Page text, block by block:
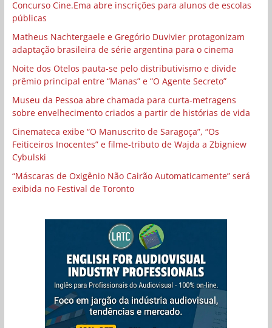
Concurso Cine.Ema abre inscrições para alunos de escolas
públicas
Matheus Nachtergaele e Gregório Duvivier protagonizam
adaptação brasileira de série argentina para o cinema
Noite dos Otelos pauta-se pelo distributivismo e divide
prêmio principal entre “Manas” e “O Agente Secreto”
Museu da Pessoa abre chamada para curta-metragens
sobre envelhecimento criados a partir de histórias de vida
Cinemateca exibe “O Manuscrito de Saragoça”, “Os
Feiticeiros Inocentes” e filme-tributo de Wajda a Zbigniew
Cybulski
“Máscaras de Oxigênio Não Cairão Automaticamente” será
exibida no Festival de Toronto